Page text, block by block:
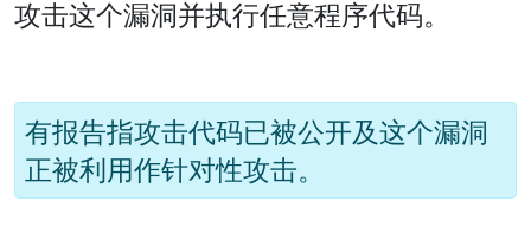
攻击这个漏洞并执行任意程序代码。
有报告指攻击代码已被公开及这个漏洞
正被利用作针对性攻击。